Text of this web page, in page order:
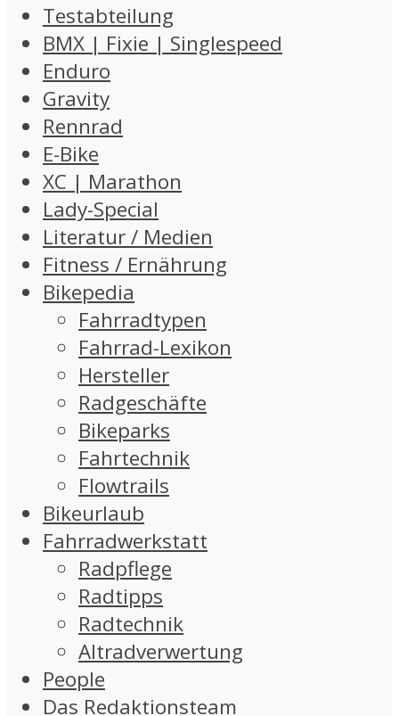
Testabteilung
BMX | Fixie | Singlespeed
Enduro
Gravity
Rennrad
E-Bike
XC | Marathon
Lady-Special
Literatur / Medien
Fitness / Ernährung
Bikepedia
Fahrradtypen
Fahrrad-Lexikon
Hersteller
Radgeschäfte
Bikeparks
Fahrtechnik
Flowtrails
Bikeurlaub
Fahrradwerkstatt
Radpflege
Radtipps
Radtechnik
Altradverwertung
People
Das Redaktionsteam